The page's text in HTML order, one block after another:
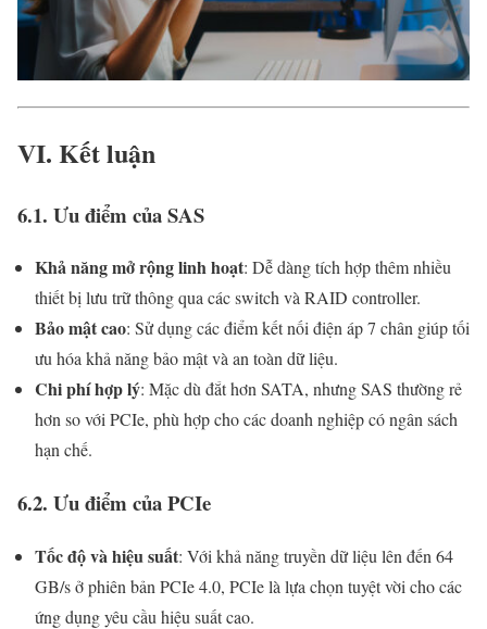
VI. Kết luận
6.1. Ưu điểm của SAS
Khả năng mở rộng linh hoạt: Dễ dàng tích hợp thêm nhiều
thiết bị lưu trữ thông qua các switch và RAID controller.
Bảo mật cao: Sử dụng các điểm kết nối điện áp 7 chân giúp tối
ưu hóa khả năng bảo mật và an toàn dữ liệu.
Chi phí hợp lý: Mặc dù đắt hơn SATA, nhưng SAS thường rẻ
hơn so với PCIe, phù hợp cho các doanh nghiệp có ngân sách
hạn chế.
6.2. Ưu điểm của PCIe
Tốc độ và hiệu suất: Với khả năng truyền dữ liệu lên đến 64
GB/s ở phiên bản PCIe 4.0, PCIe là lựa chọn tuyệt vời cho các
ứng dụng yêu cầu hiệu suất cao.